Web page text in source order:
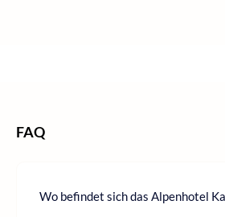
FAQ
Wo befindet sich das Alpenhotel